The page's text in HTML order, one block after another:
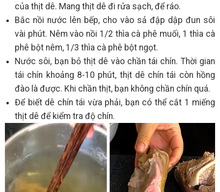
của thịt dê. Mang thịt dê đi rửa sạch, để ráo.
Bắc nồi nước lên bếp, cho vào sả đập dập đun sôi
vài phút. Nêm vào nồi 1/2 thìa cà phê muối, 1 thìa cà
phê bột nêm, 1/3 thìa cà phê bột ngọt.
Nước sôi, bạn bỏ thịt dê vào chần tái chín. Thời gian
tái chín khoảng 8-10 phút, thịt dê chín tái còn hồng
đào là được. Khi chần thịt, bạn không chần chín quá.
Để biết dê chín tái vừa phải, bạn có thể cắt 1 miếng
thịt dê để kiểm tra độ chín.